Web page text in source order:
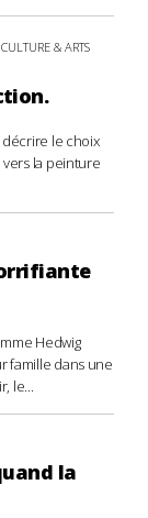
CULTURE & ARTS
décrire le choix
vers la peinture
Hedwig
famille dans une
le...
la